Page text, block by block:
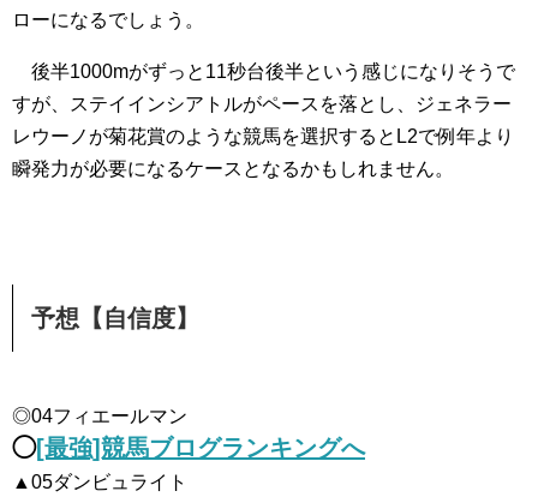
ローになるでしょう。
後半1000mがずっと11秒台後半という感じになりそうで
すが、ステイインシアトルがペースを落とし、ジェネラー
レウーノが菊花賞のような競馬を選択するとL2で例年より
瞬発力が必要になるケースとなるかもしれません。
予想【自信度】
◎04フィエールマン
◯[最強]競馬ブログランキングへ
▲05ダンビュライト